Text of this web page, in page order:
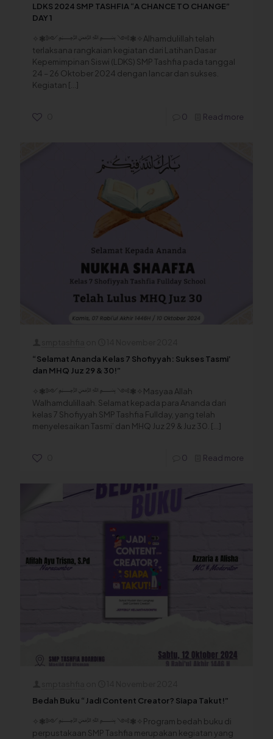
LDKS 2024 SMP TASHFIA “A CHANCE TO CHANGE”
DAY 1
✧❃༻﷽ ༺❃✧Alhamdulillah telah
terlaksana rangkaian kegiatan dari Latihan Dasar
Kepemimpinan Siswi (LDKS) SMP Tashfia pada tanggal
24 – 26 Oktober 2024 dengan lancar dan sukses.
Kegiatan […]
0 Read more
“Selamat Ananda Kelas 7 Shofiyyah: Sukses Tasmi’
dan MHQ Juz 29 & 30!”
✧❃༻﷽ ༺❃✧Masyaa Allah
Walhamdulillaah. Selamat kepada para Ananda dari
kelas 7 Shofiyyah SMP Tashfia Fullday, yang telah
menyelesaikan Tasmi’ dan MHQ Juz 29 & Juz 30. […]
0 Read more
Bedah Buku “Jadi Content Creator? Siapa Takut!”
✧❃༻﷽ ༺❃✧Program bedah buku di
perpustakaan SMP Tashfia merupakan kegiatan yang